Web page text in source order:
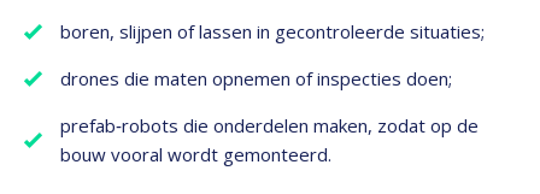
boren, slijpen of lassen in gecontroleerde situaties;
drones die maten opnemen of inspecties doen;
prefab‑robots die onderdelen maken, zodat op de
bouw vooral wordt gemonteerd.